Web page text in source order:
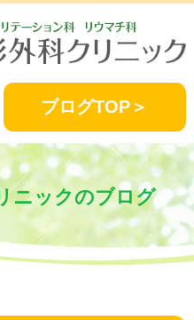
ブログTOP＞
ニックのブログ